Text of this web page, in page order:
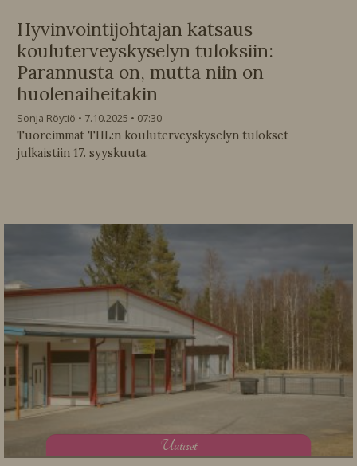
Hyvinvointijohtajan katsaus
kouluterveyskyselyn tuloksiin:
Parannusta on, mutta niin on
huolenaiheitakin
Sonja Röytiö 7.10.2025
07:30
Tuoreimmat THL:n kouluterveyskyselyn tulokset
julkaistiin 17. syyskuuta.
Uutiset